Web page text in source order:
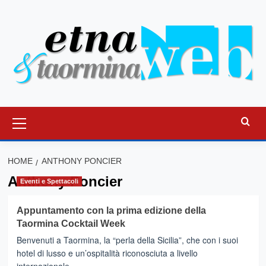
principale
HOME ANTHONY PONCIER
Anthony Poncier
Eventi e Spettacoli
Appuntamento con la prima edizione della
Taormina Cocktail Week
Benvenuti a Taormina, la “perla della Sicilia”, che con i suoi
hotel di lusso e un’ospitalità riconosciuta a livello